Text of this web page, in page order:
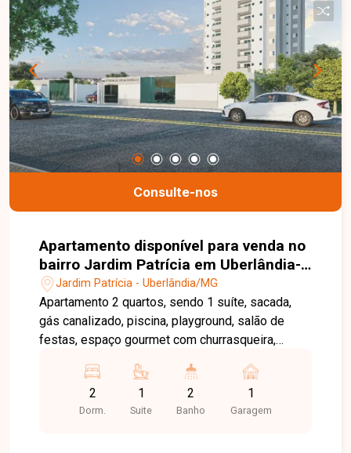
Consulte-nos
Apartamento disponível para venda no
bairro Jardim Patrícia em Uberlândia-
MGJardim Patrícia - Uberlândia/MG
Apartamento 2 quartos, sendo 1 suíte, sacada,
gás canalizado, piscina, playground, salão de
festas, espaço gourmet com churrasqueira,
2
Dorm.
1
Suite
2
Banho
1
Garagem